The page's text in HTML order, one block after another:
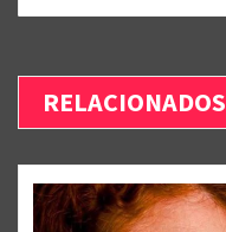
RELACIONADOS